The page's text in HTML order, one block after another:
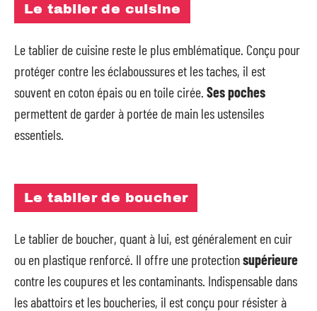
Le tablier de cuisine
Le tablier de cuisine reste le plus emblématique. Conçu pour
protéger contre les éclaboussures et les taches, il est
souvent en coton épais ou en toile cirée. Ses poches
permettent de garder à portée de main les ustensiles
essentiels.
Le tablier de boucher
Le tablier de boucher, quant à lui, est généralement en cuir
ou en plastique renforcé. Il offre une protectionsupérieure
contre les coupures et les contaminants. Indispensable dans
les abattoirs et les boucheries, il est conçu pour résister à